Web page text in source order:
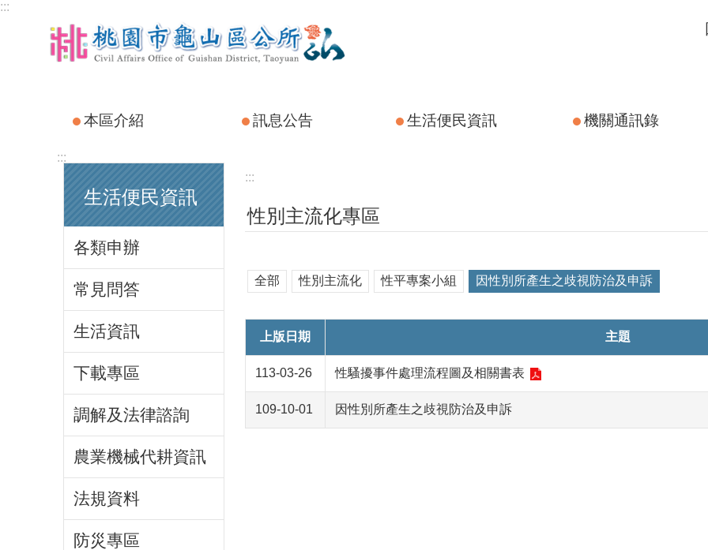
跳到主要內容區塊
:::
本區介紹 訊息公告 生活便民資訊 機關通訊錄
:::
生活便民資訊
各類申辦
常見問答
生活資訊
下載專區
調解及法律諮詢
農業機械代耕資訊
法規資料
防災專區
:::
性別主流化專區
全部 性別主流化 性平專案小組 因性別所產生之歧視防治及申訴
上版日期 主題
113-03-26 性騷擾事件處理流程圖及相關書表
109-10-01 因性別所產生之歧視防治及申訴